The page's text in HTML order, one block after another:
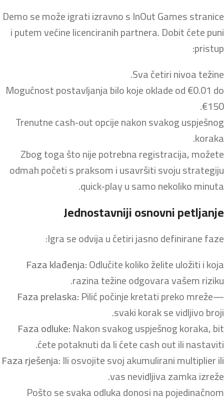
Demo se može igrati izravno s InOut Games stranice
i putem većine licenciranih partnera. Dobit ćete puni
pristup:
Sva četiri nivoa težine.
Mogućnost postavljanja bilo koje oklade od €0.01 do
€150.
Trenutne cash‑out opcije nakon svakog uspješnog
koraka.
Zbog toga što nije potrebna registracija, možete
odmah početi s praksom i usavršiti svoju strategiju
quick‑play u samo nekoliko minuta.
Jednostavniji osnovni petljanje
Igra se odvija u četiri jasno definirane faze:
Faza klađenja:Odlučite koliko želite uložiti i koja
razina težine odgovara vašem riziku.
Faza prelaska:Pilić počinje kretati preko mreže—
svaki korak se vidljivo broji.
Faza odluke:Nakon svakog uspješnog koraka, bit
ćete potaknuti da li ćete cash out ili nastaviti.
Faza rješenja:Ili osvojite svoj akumulirani multiplier ili
vas nevidljiva zamka izreže.
Pošto se svaka odluka donosi na pojedinačnom